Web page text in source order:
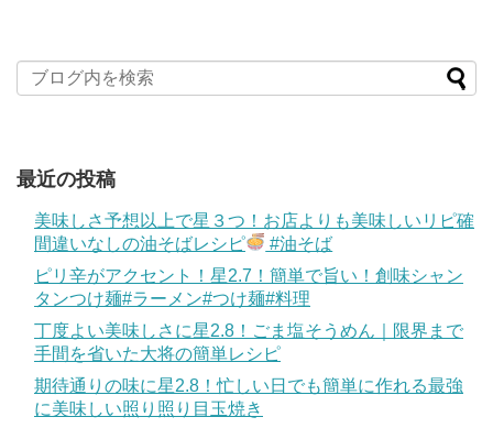
最近の投稿
美味しさ予想以上で星３つ！お店よりも美味しいリピ確
間違いなしの油そばレシピ
#油そば
ピリ辛がアクセント！星2.7！簡単で旨い！創味シャン
タンつけ麺#ラーメン#つけ麺#料理
丁度よい美味しさに星2.8！ごま塩そうめん｜限界まで
手間を省いた大将の簡単レシピ
期待通りの味に星2.8！忙しい日でも簡単に作れる最強
に美味しい照り照り目玉焼き